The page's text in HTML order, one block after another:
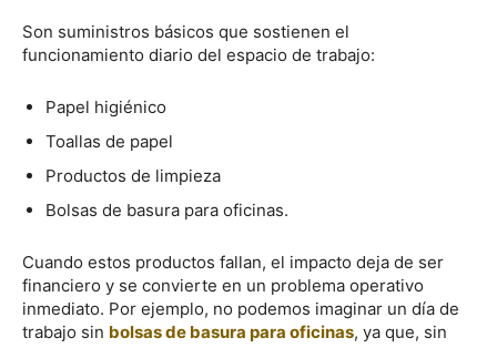
Son suministros básicos que sostienen el
funcionamiento diario del espacio de trabajo:
Papel higiénico
Toallas de papel
Productos de limpieza
Bolsas de basura para oficinas.
Cuando estos productos fallan, el impacto deja de ser
financiero y se convierte en un problema operativo
inmediato. Por ejemplo, no podemos imaginar un día de
trabajo sin bolsas de basura para oficinas, ya que, sin